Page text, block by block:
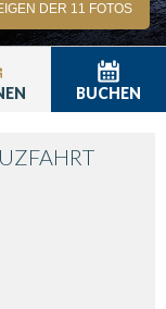
DER 11 FOTOS
BUCHEN